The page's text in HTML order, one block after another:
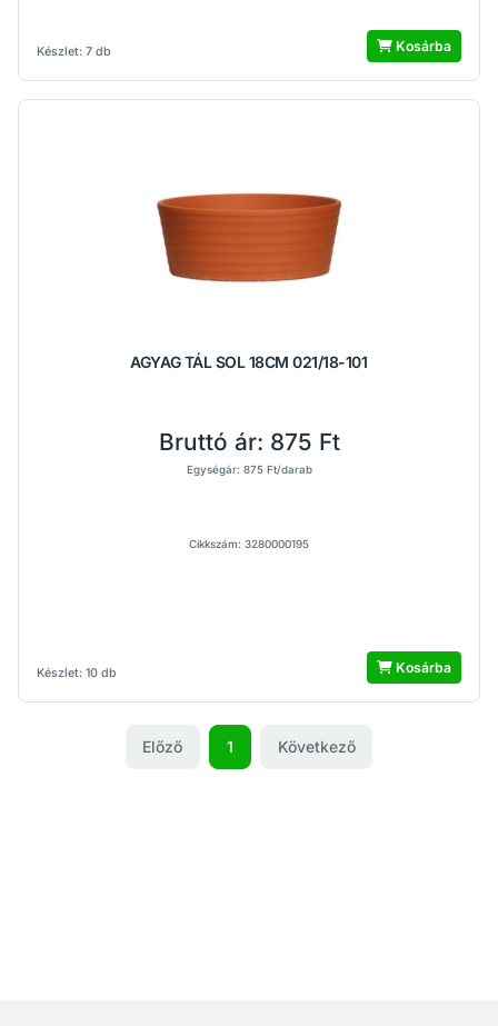
Készlet: 7 db Kosárba
AGYAG TÁL SOL 18CM 021/18-101
Készlet: 10 db
Bruttó ár: 875 Ft
Egységár: 875 Ft/darab
Cikkszám: 3280000195
Kosárba
Előző 1 Következő